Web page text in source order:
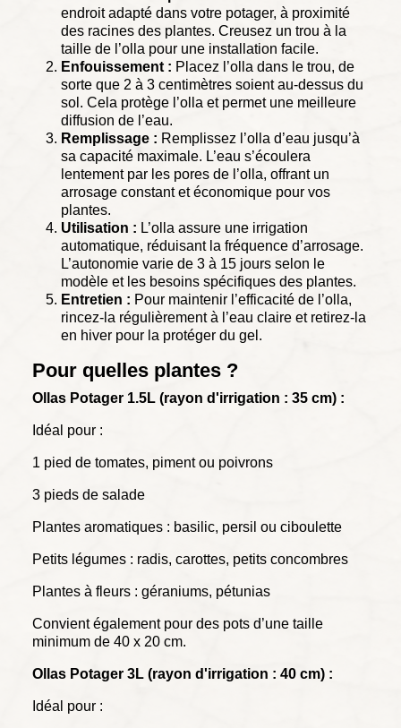
endroit adapté dans votre potager, à proximité
des racines des plantes. Creusez un trou à la
taille de l’olla pour une installation facile.
Enfouissement : Placez l’olla dans le trou, de
sorte que 2 à 3 centimètres soient au-dessus du
sol. Cela protège l’olla et permet une meilleure
diffusion de l’eau.
Remplissage : Remplissez l’olla d’eau jusqu’à
sa capacité maximale. L’eau s’écoulera
lentement par les pores de l’olla, offrant un
arrosage constant et économique pour vos
plantes.
Utilisation : L’olla assure une irrigation
automatique, réduisant la fréquence d’arrosage.
L’autonomie varie de 3 à 15 jours selon le
modèle et les besoins spécifiques des plantes.
Entretien : Pour maintenir l’efficacité de l’olla,
rincez-la régulièrement à l’eau claire et retirez-la
en hiver pour la protéger du gel.
Pour quelles plantes ?
Ollas Potager 1.5L (rayon d'irrigation : 35 cm) :
Idéal pour :
1 pied de tomates, piment ou poivrons
3 pieds de salade
Plantes aromatiques : basilic, persil ou ciboulette
Petits légumes : radis, carottes, petits concombres
Plantes à fleurs : géraniums, pétunias
Convient également pour des pots d’une taille
minimum de 40 x 20 cm.
Ollas Potager 3L (rayon d'irrigation : 40 cm) :
Idéal pour :